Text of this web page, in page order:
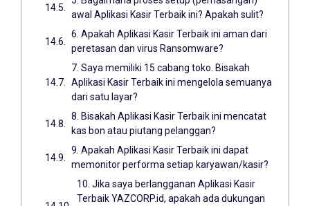
awal Aplikasi Kasir Terbaik ini? Apakah sulit?
6. Apakah Aplikasi Kasir Terbaik ini aman dari
peretasan dan virus Ransomware?
7. Saya memiliki 15 cabang toko. Bisakah
Aplikasi Kasir Terbaik ini mengelola semuanya
dari satu layar?
8. Bisakah Aplikasi Kasir Terbaik ini mencatat
kas bon atau piutang pelanggan?
9. Apakah Aplikasi Kasir Terbaik ini dapat
memonitor performa setiap karyawan/kasir?
10. Jika saya berlangganan Aplikasi Kasir
Terbaik YAZCORP.id, apakah ada dukungan